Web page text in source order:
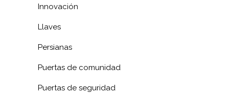
Innovación
Llaves
Persianas
Puertas de comunidad
Puertas de seguridad